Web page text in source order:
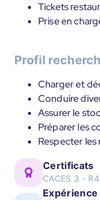
Tickets
Prise en
Profil
Charger et
Conduire
Assurer le
Préparer les
Respecter
Certificats
CACES 3 -
Expérience